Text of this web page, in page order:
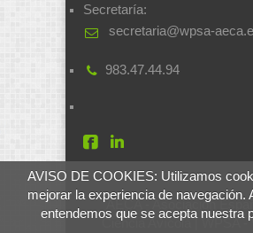
AVISO DE COOKIES: Utilizamos
mejorar la experiencia de navegación.
entendemos que se acepta nuestra
Secretaría:
secretaria@wpsa-
983.47.44.94
AECA - Asociación
Ciencia Avícola | WPSA -